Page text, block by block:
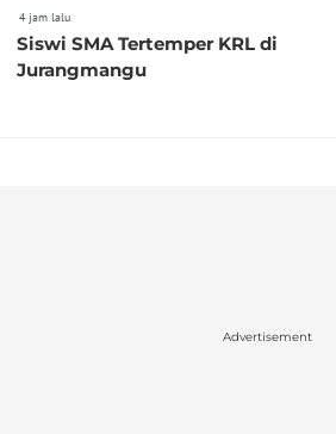
4 jam lalu
Siswi SMA Tertemper KRL di
Jurangmangu
Advertisement